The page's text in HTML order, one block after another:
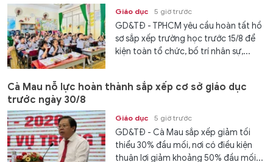
Giáo dục 5 giờ trước
GD&TĐ - TPHCM yêu cầu hoàn tất hồ
sơ sắp xếp trường học trước 15/8 để
kiện toàn tổ chức, bố trí nhân sự,...
Cà Mau nỗ lực hoàn thành sắp xếp cơ sở giáo dục
trước ngày 30/8
Giáo dục 5 giờ trước
GD&TĐ - Cà Mau sắp xếp giảm tối
thiểu 30% đầu mối, nơi có điều kiện
thuận lợi giảm khoảng 50% đầu mối...